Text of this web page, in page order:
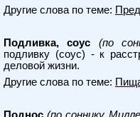
Другие слова по теме:
Подливка, соус (по
подливку (соус) - к
деловой жизни.
Другие слова по теме: